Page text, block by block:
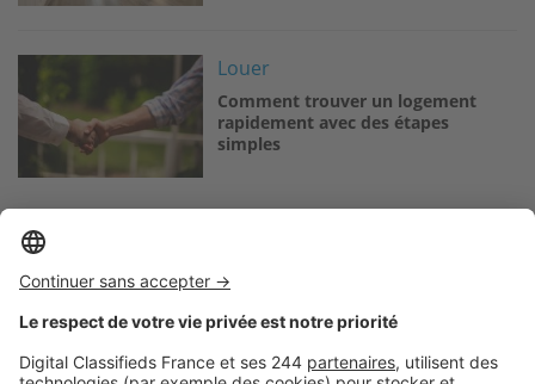
Louer
Comment trouver un logement
rapidement avec des étapes
simples
Logic-Immo c’est aussi …